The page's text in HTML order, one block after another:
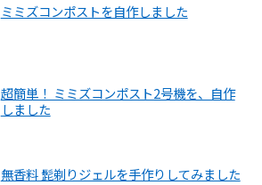
ミミズコンポストを自作しました
超簡単！ ミミズコンポスト2号機を、自作
しました
無香料 髭剃りジェルを手作りしてみました